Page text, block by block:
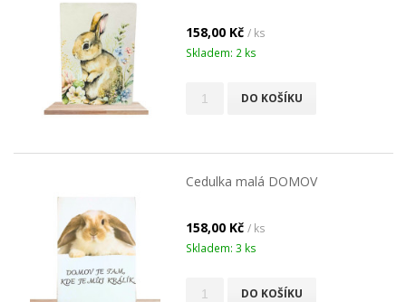
158,00 Kč / ks
Skladem: 2 ks
DO KOŠÍKU
Cedulka malá DOMOV
158,00 Kč / ks
Skladem: 3 ks
DO KOŠÍKU